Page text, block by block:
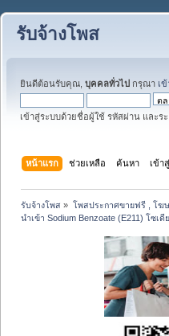
รับจ้างโพส
ยินดีต้อนรับคุณ, บุคคลทั่วไป กรุณา เ
เข้าสู่ระบบด้วยชื่อผู้ใช้ รหัสผ่าน และร
หน้าแรก ช่วยเหลือ ค้นหา เข้า
รับจ้างโพส » โพสประกาศขายฟรี , โ
นำเข้า Sodium Benzoate (E211) โซเ